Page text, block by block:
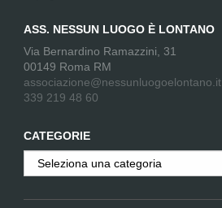
ASS. NESSUN LUOGO È LONTANO
Via Bernardino Ramazzini, 31
00149 Roma RM
associazione@nessunluogoelontano.it
339 219 48 60
CATEGORIE
Categorie